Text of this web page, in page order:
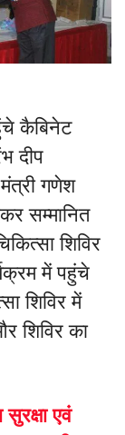
कैबिनेट
दीप
गणेश
सम्मानित
शिविर
में पहुंचे
शिविर में
शिविर का
एवं